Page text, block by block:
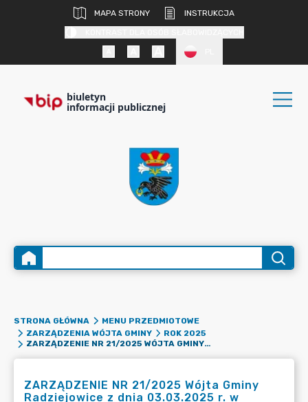
MAPA STRONY
INSTRUKCJA
biuletyn
informacji publicznej
STRONA GŁÓWNA
MENU PRZEDMIOTOWE
ZARZĄDZENIA WÓJTA GMINY
ROK 2025
ZARZĄDZENIE NR 21/2025 WÓJTA GMINY RADZIEJOWICE Z DNIA 03.03.2025 R. W SPRAWIE POWOŁANIA KOMISJI PRZETARGOWEJ
ZARZĄDZENIE NR 21/2025 Wójta Gminy
Radziejowice z dnia 03.03.2025 r. w